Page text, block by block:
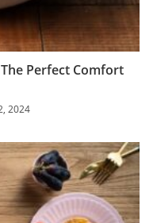
Perfect Comfort
2024